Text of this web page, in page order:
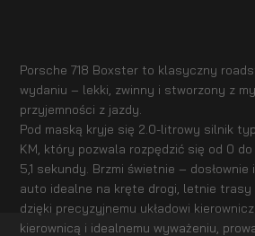
Porsche 718 Boxster to klasyczny
wydaniu – lekki, zwinny i stworzony z
przyjemności z jazdy.
Pod maską kryje się 2.0-litrowy silnik
KM, który pozwala rozpędzić się od 0
5,1 sekundy. Brzmi świetnie – dosłownie
auto idealne na kręte drogi, letnie trasy
dzięki precyzyjnemu układowi
kierownicą i idealnemu wyważeniu,